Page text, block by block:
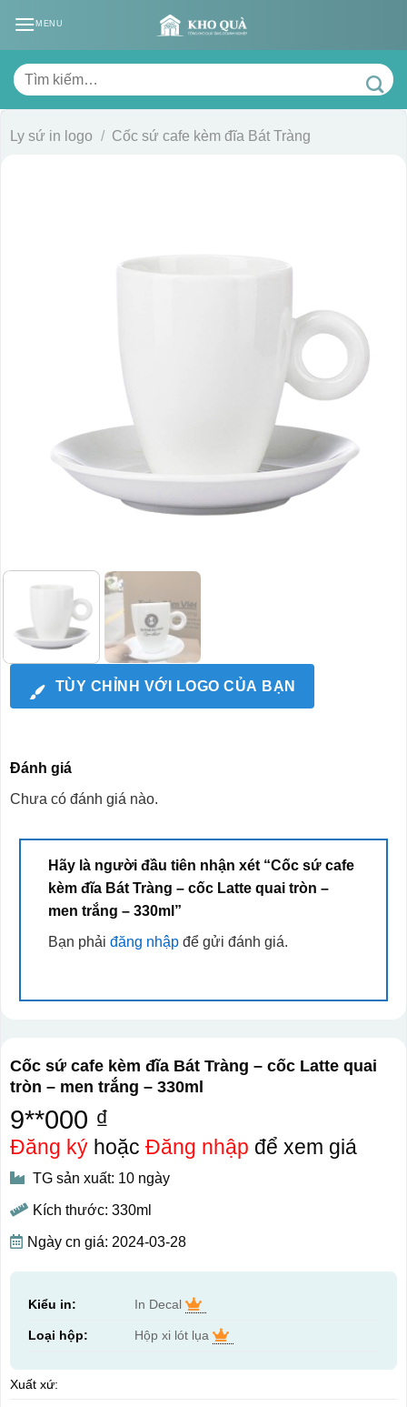
MENU
Tìm
kiếm:
Ly sứ in logo / Cốc sứ cafe kèm đĩa Bát Tràng
TÙY CHỈNH VỚI LOGO CỦA BẠN
Đánh giá
Chưa có đánh giá nào.
Hãy là người đầu tiên nhận xét “Cốc sứ cafe
kèm đĩa Bát Tràng – cốc Latte quai tròn –
men trắng – 330ml”
Bạn phải đăng nhậpđể gửi đánh giá.
Cốc sứ cafe kèm đĩa Bát Tràng – cốc Latte quai
tròn – men trắng – 330ml
9**000 ₫
Đăng kýhoặc Đăng nhập để xem giá
TG sản xuất: 10 ngày
Kích thước: 330ml
Ngày cn giá: 2024-03-28
Kiểu in: In Decal
Loại hộp: Hộp xi lót lụa
Xuất xứ: